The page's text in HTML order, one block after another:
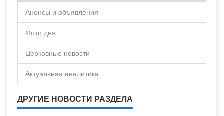
Анонсы и объявления
Фото дня
Церковные новости
Актуальная аналитика
ДРУГИЕ НОВОСТИ РАЗДЕЛА